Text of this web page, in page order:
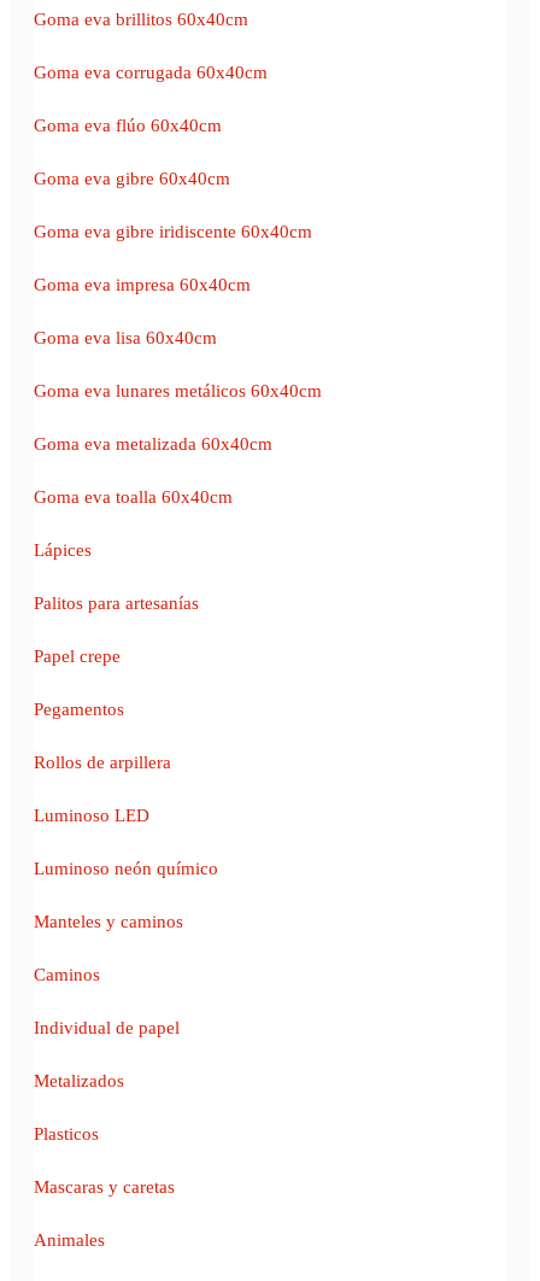
Goma eva brillitos 60x40cm
Goma eva corrugada 60x40cm
Goma eva flúo 60x40cm
Goma eva gibre 60x40cm
Goma eva gibre iridiscente 60x40cm
Goma eva impresa 60x40cm
Goma eva lisa 60x40cm
Goma eva lunares metálicos 60x40cm
Goma eva metalizada 60x40cm
Goma eva toalla 60x40cm
Lápices
Palitos para artesanías
Papel crepe
Pegamentos
Rollos de arpillera
Luminoso LED
Luminoso neón químico
Manteles y caminos
Caminos
Individual de papel
Metalizados
Plasticos
Mascaras y caretas
Animales